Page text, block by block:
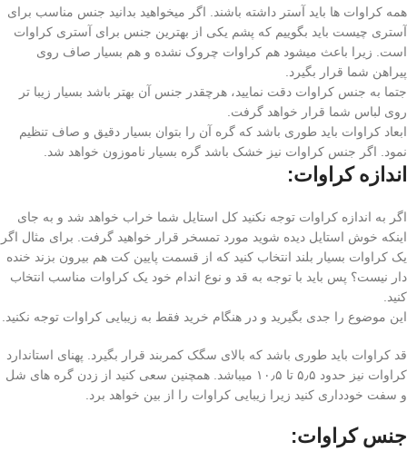
همه کراوات ها باید آستر داشته باشند. اگر میخواهید بدانید جنس مناسب برای
آستری چیست باید بگوییم که پشم یکی از بهترین جنس برای آستری کراوات
است. زیرا باعث میشود هم کراوات چروک نشده و هم بسیار صاف روی
پیراهن شما قرار بگیرد.
جتما به جنس کراوات دقت نمایید، هرچقدر جنس آن بهتر باشد بسیار زیبا تر
روی لباس شما قرار خواهد گرفت.
ابعاد کراوات باید طوری باشد که گره آن را بتوان بسیار دقیق و صاف تنظیم
نمود. اگر جنس کراوات نیز خشک باشد گره بسیار ناموزون خواهد شد.
اندازه کراوات:
اگر به اندازه کراوات توجه نکنید کل استایل شما خراب خواهد شد و به جای
اینکه خوش استایل دیده شوید مورد تمسخر قرار خواهید گرفت. برای مثال اگر
یک کراوات بسیار بلند انتخاب کنید که از قسمت پایین کت هم بیرون بزند خنده
دار نیست؟ پس باید با توجه به قد و نوع اندام خود یک کراوات مناسب انتخاب
کنید.
این موضوع را جدی بگیرید و در هنگام خرید فقط به زیبایی کراوات توجه نکنید.
قد کراوات باید طوری باشد که بالای سگک کمربند قرار بگیرد. پهنای استاندارد
کراوات نیز حدود ۵٫۵ تا ۱۰٫۵ میباشد. همچنین سعی کنید از زدن گره های شل
و سفت خودداری کنید زیرا زیبایی کراوات را از بین خواهد برد.
جنس کراوات: